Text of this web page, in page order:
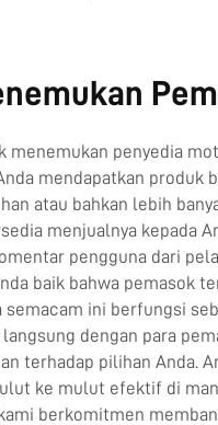
menemukan penyedia
mendapatkan produk
atau bahkan lebih
menjualnya kepada
pengguna dari
baik bahwa pemasok
semacam ini berfungsi
dengan para
terhadap pilihan Anda.
ke mulut efektif di
berkomitmen